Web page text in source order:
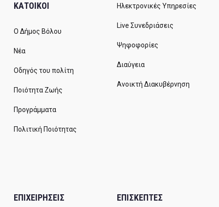
ΚΑΤΟΙΚΟΙ
Ο Δήμος Βόλου
Νέα
Οδηγός του πολίτη
Ποιότητα Ζωής
Προγράμματα
Πολιτική Ποιότητας
Ηλεκτρονικές Υπηρεσίες
Live Συνεδριάσεις
Ψηφοφορίες
Διαύγεια
Ανοικτή Διακυβέρνηση
ΕΠΙΧΕΙΡΗΣΕΙΣ ΕΠΙΣΚΕΠΤΕΣ